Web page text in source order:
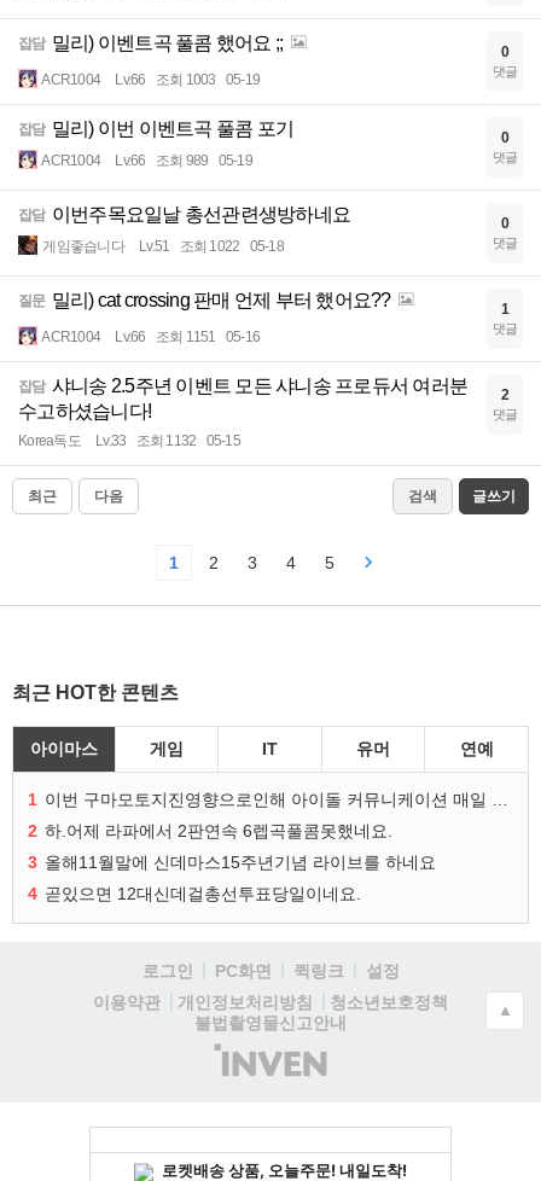
잡담 밀리) 이벤트곡 풀콤 했어요 ;;
ACR1004 Lv.66 조회 1003 05-19
0
댓글
잡담 밀리) 이번 이벤트곡 풀콤 포기
ACR1004 Lv.66 조회 989 05-19
0
댓글
잡담 이번주목요일날 총선관련생방하네요
게임좋습니다 Lv.51 조회 1022 05-18
0
댓글
질문 밀리) cat crossing 판매 언제 부터 했어요??
ACR1004 Lv.66 조회 1151 05-16
1
댓글
잡담 샤니송 2.5주년 이벤트 모든 샤니송 프로듀서 여러분
수고하셨습니다!
Korea독도 Lv.33 조회 1132 05-15
2
댓글
최근 다음 검색 글쓰기
1 2 3 4 5
최근 HOT한 콘텐츠
아이마스 게임 IT 유머 연예
1
2 하.어제 라파에서 2판연속 6렙곡풀콤못했네요.
3 올해11월말에 신데마스15주년기념 라이브를 하네요
4 곧있으면 12대신데걸총선투표당일이네요.
로그인 PC화면 퀵링크
설정
이용약관
개인정보처리방침
청소년보호정책
불법촬영물신고안내
(주)
인
▲